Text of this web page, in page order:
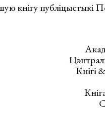
кнігу публіцыстыкі
Кнігі